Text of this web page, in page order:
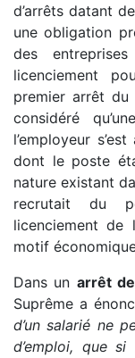
d’arrêts datant
une obligation
des
licenciement
premier arrêt du
considéré
l’employeur
dont le poste
nature existant
recrutait du
licenciement de
motif
Dans un arrêt de
Suprême a
d’un salarié ne
d’emploi, que si